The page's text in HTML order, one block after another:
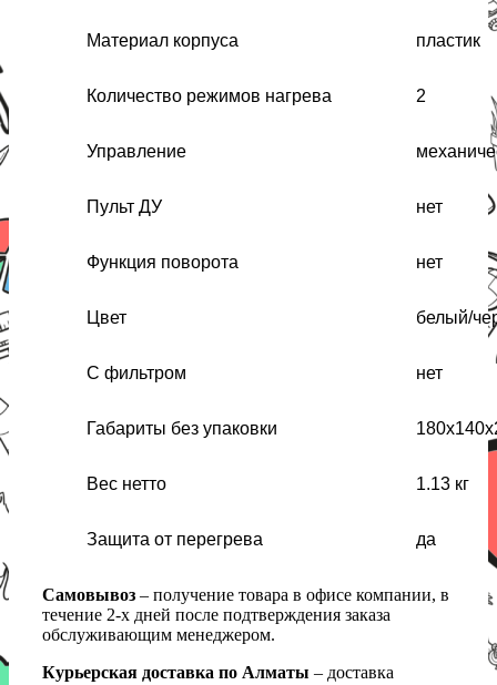
Материал корпуса пластик
Количество режимов нагрева 2
Управление
Пульт ДУ нет
Функция поворота нет
Цвет белый/
С фильтром нет
Габариты без упаковки
Вес нетто 1.13 кг
Защита от перегрева да
Самовывоз – получение товара в офисе компании, в
течение 2-х дней после подтверждения заказа
обслуживающим менеджером.
Курьерская доставка по Алматы – доставка